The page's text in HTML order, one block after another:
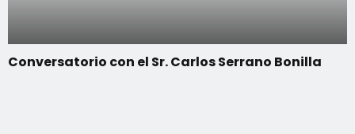
Conversatorio con el Sr. Carlos Serrano Bonilla